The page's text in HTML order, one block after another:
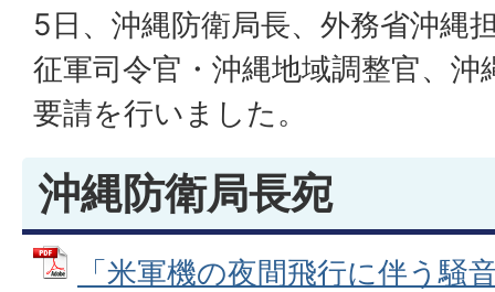
5日、沖縄防衛局長、外務省沖縄
征軍司令官・沖縄地域調整官、沖
要請を行いました。
沖縄防衛局長宛
「米軍機の夜間飛行に伴う騒